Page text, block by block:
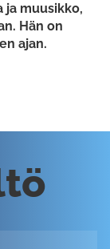
ja muusikko,
Hän on
ajan.